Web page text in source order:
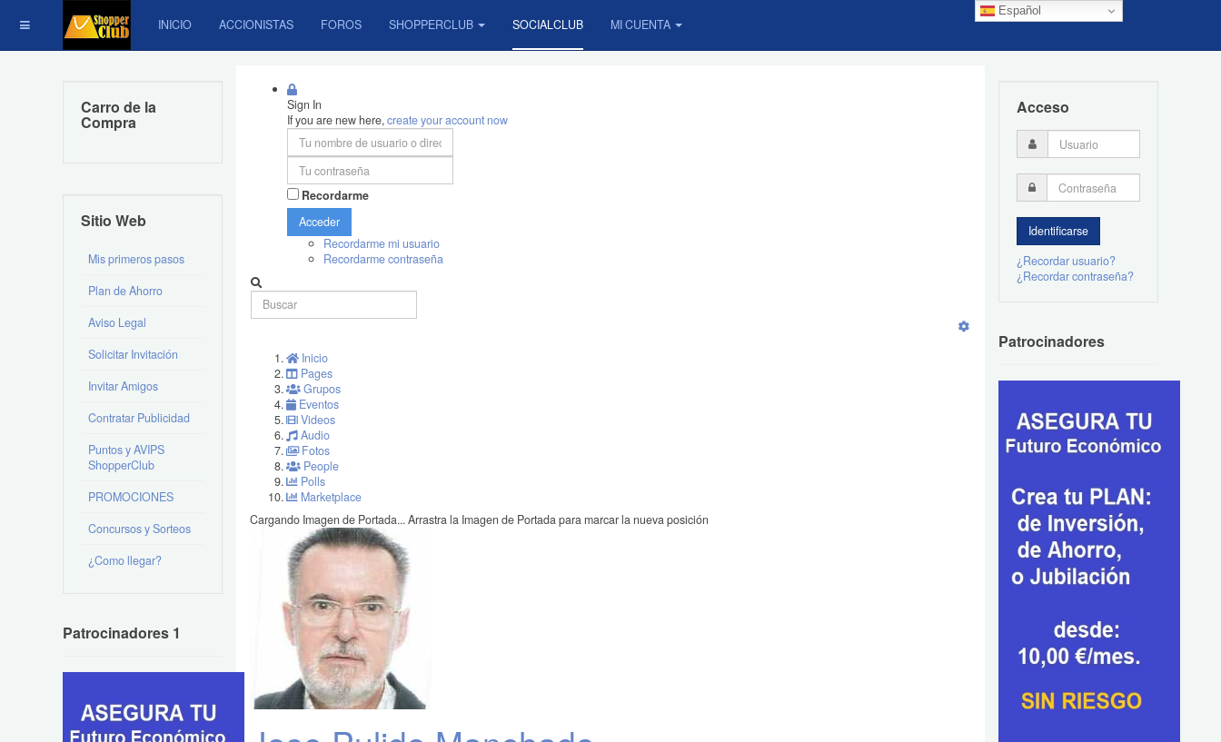
Español
INICIO ACCIONISTAS FOROS SHOPPERCLUB SOCIALCLUB MI CUENTA
Sign In
If you are new here,create your account now
Recordarme
Acceder
Recordarme mi usuario
Recordarme contraseña
Inicio
Pages
Grupos
Eventos
Videos
Audio
Fotos
People
Polls
Marketplace
Cargando Imagen de Portada...Arrastra la Imagen de Portada para marcar la nueva posición
Carro de la
Compra
Sitio Web
Mis primeros pasos
Plan de Ahorro
Aviso Legal
Solicitar Invitación
Invitar Amigos
Contratar Publicidad
Puntos y AVIPS
ShopperClub
PROMOCIONES
Concursos y Sorteos
¿Como llegar?
Patrocinadores 1
Acceso
¿Recordar usuario?
¿Recordar contraseña?
Patrocinadores